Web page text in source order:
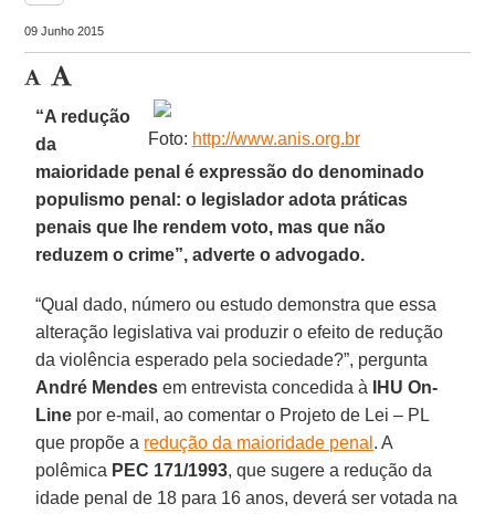
09 Junho 2015
Foto: http://www.anis.org.br
“A redução
da
maioridade penal é expressão do denominado
populismo penal: o legislador adota práticas
penais que lhe rendem voto, mas que não
reduzem o crime”, adverte o advogado.
“Qual dado, número ou estudo demonstra que essa
alteração legislativa vai produzir o efeito de redução
da violência esperado pela sociedade?”, pergunta
André Mendes em entrevista concedida à
IHU On-
Line por e-mail, ao comentar o Projeto de Lei – PL
que propõe a redução da maioridade penal . A
polêmica PEC 171/1993, que sugere a redução da
idade penal de 18 para 16 anos, deverá ser votada na